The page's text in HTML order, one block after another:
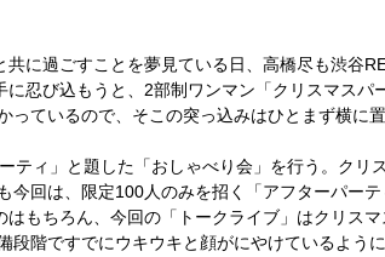
に過ごすことを夢見ている日、高橋尽も渋谷
忍び込もうと、2部制ワンマン「クリスマスパ
ているので、そこの突っ込みはひとまず横に置
ティ」と題した「おしゃべり会」を行う。クリ
回は、限定100人のみを招く「アフターパー
もちろん、今回の「トークライブ」はクリス
階ですでにウキウキと顔がにやけているよう